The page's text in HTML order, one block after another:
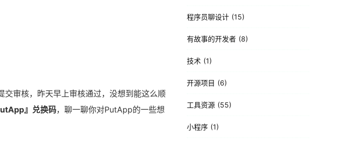
交审核，昨天早上审核通过，没想到能这么顺
』兑换码，聊一聊你对PutApp的一些想
程序员聊设计 15
有故事的开发者 8
技术 1
开源项目 6
工具资源 55
小程序 1